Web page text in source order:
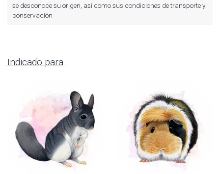
se desconoce su origen, así como sus condiciones de transporte y
conservación
Indicado para